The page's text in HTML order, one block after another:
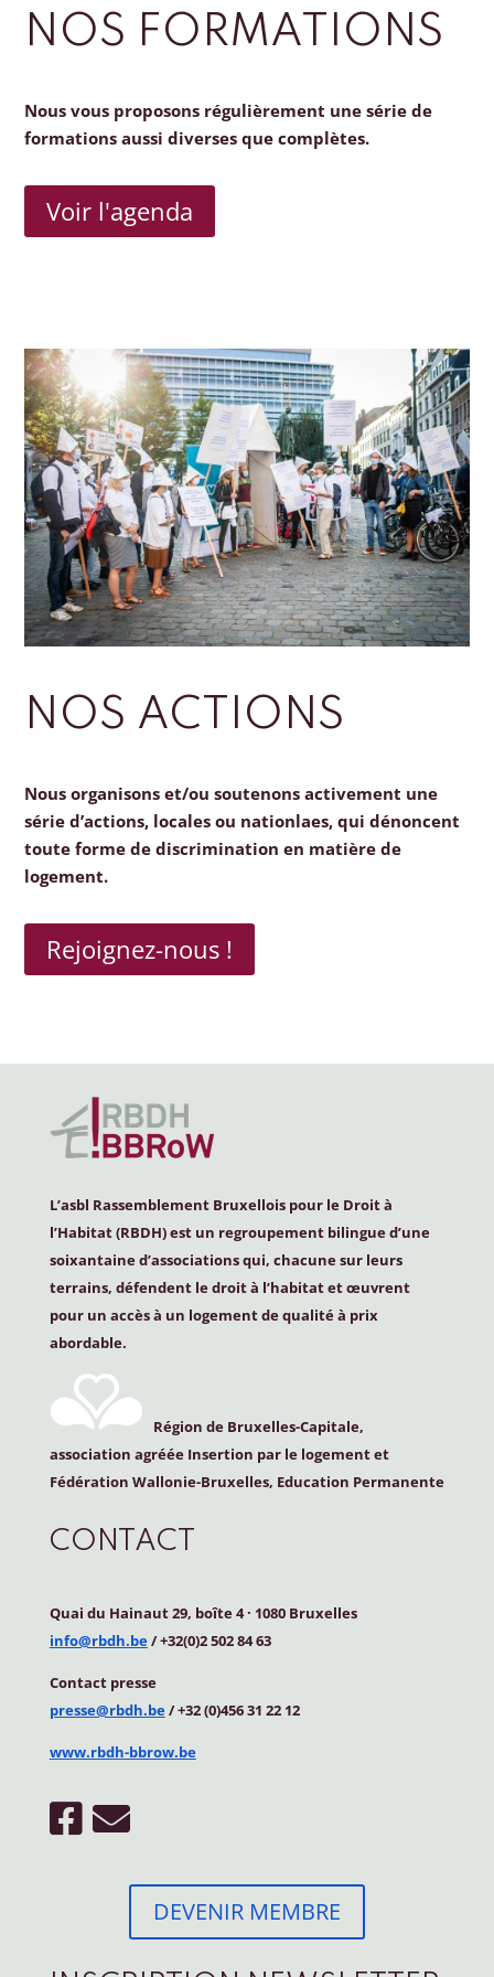
NOS FORMATIONS
Nous vous proposons régulièrement une série de
formations aussi diverses que complètes.
Voir l'agenda
NOS ACTIONS
Nous organisons et/ou soutenons activement une
série d’actions, locales ou nationlaes, qui dénoncent
toute forme de discrimination en matière de
logement.
Rejoignez-nous !
L’asbl Rassemblement Bruxellois pour le Droit à
l’Habitat (RBDH) est un regroupement bilingue d’une
soixantaine d’associations qui, chacune sur leurs
terrains, défendent le droit à l’habitat et œuvrent
pour un accès à un logement de qualité à prix
abordable.
Région de Bruxelles-Capitale,
association agréée Insertion par le logement et
Fédération Wallonie-Bruxelles, Education Permanente
CONTACT
Quai du Hainaut 29, boîte 4· 1080 Bruxelles
info@rbdh.be/ +32(0)2 502 84 63
Contact presse
presse@rbdh.be/ +32 (0)456 31 22 12
www.rbdh-bbrow.be
DEVENIR MEMBRE